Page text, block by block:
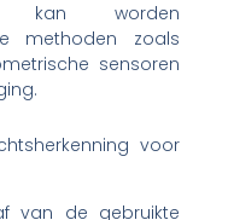
kan worden
methoden zoals
sensoren
voor
van de gebruikte